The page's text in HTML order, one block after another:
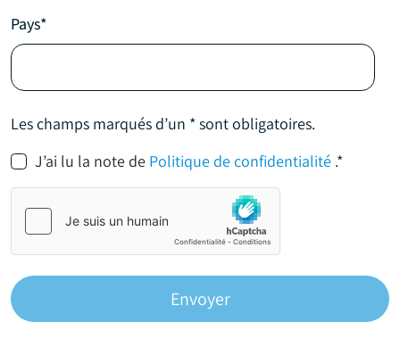
Pays*
Les champs marqués d’un * sont obligatoires.
J’ai lu la note de Politique de confidentialité .*
Envoyer